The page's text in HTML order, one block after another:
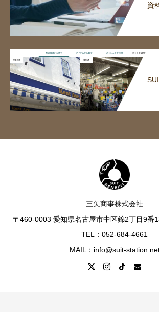
資
三矢商事株式会社
〒460-0003 愛知県名古屋市中区錦2丁目9番
TEL：052-684-4661
MAIL：info@suit-